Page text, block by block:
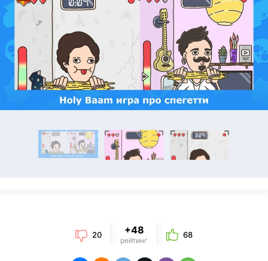
20 +48
рейтинг
68